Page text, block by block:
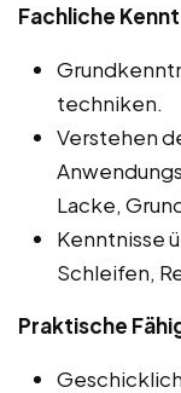
Fachliche
techniken.
Verstehen
Lacke,
Kenntnisse
Schleifen,
Praktische